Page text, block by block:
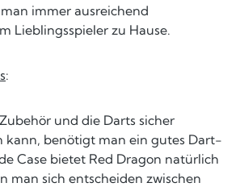
immer ausreichend
Lieblingsspieler zu Hause.
:
und die Darts sicher
kann, benötigt man ein gutes Dart-
Case bietet Red Dragon natürlich
man sich entscheiden zwischen